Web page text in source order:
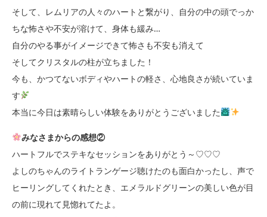
そして、レムリアの人々のハートと繋がり、自分の中の頭でっか
ちな怖さや不安が溶けて、身体も緩み…
自分のやる事がイメージできて怖さも不安も消えて
そしてクリスタルの柱が立ちました！
今も、かつてないボディやハートの軽さ、心地良さが続いていま
す
本当に今日は素晴らしい体験をありがとうございました
みなさまからの感想②
ハートフルでステキなセッションをありがとう～♡♡♡
よしのちゃんのライトランゲージ聴けたのも面白かったし、声で
ヒーリングしてくれたとき、エメラルドグリーンの美しい色が目
の前に現れて見惚れてたよ。